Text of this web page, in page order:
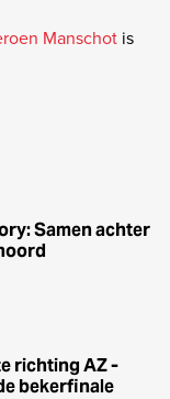
Manschot is
Samen achter
richting AZ -
bekerfinale